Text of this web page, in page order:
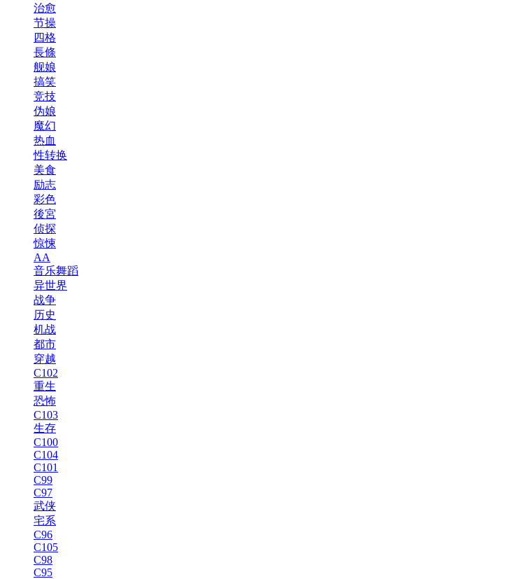
治愈
节操
四格
長條
舰娘
搞笑
竞技
伪娘
魔幻
热血
性转换
美食
励志
彩色
後宮
侦探
惊悚
AA
音乐舞蹈
异世界
战争
历史
机战
都市
穿越
C102
重生
恐怖
C103
生存
C100
C104
C101
C99
C97
武侠
宅系
C96
C105
C98
C95